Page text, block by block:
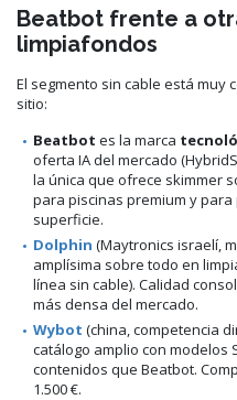
Beatbot frente a
limpiafondos
El segmento sin cable está muy
sitio:
Beatbot es la marca
oferta IA del mercado
la única que ofrece skimmer
para piscinas premium y
superficie.
Dolphin (Maytronics israelí,
amplísima sobre todo en
línea sin cable). Calidad
más densa del mercado.
Wybot (china, competencia
catálogo amplio con modelos
contenidos que Beatbot.
1.500 €.